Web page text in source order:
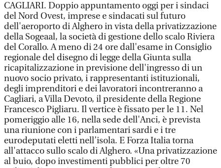
CAGLIARI. Doppio appuntamento oggi per i sindaci
del Nord Ovest, imprese e sindacati sul futuro
dell'aeroporto di Alghero in vista della privatizzazione
della Sogeaal, la società di gestione dello scalo Riviera
del Corallo. A meno di 24 ore dall'esame in Consiglio
regionale del disegno di legge della Giunta sulla
ricapitalizzazione in previsione dell'ingresso di un
nuovo socio privato, i rappresentanti istituzionali,
degli imprenditori e dei lavoratori incontreranno a
Cagliari, a Villa Devoto, il presidente della Regione
Francesco Pigliaru. Il vertice è fissato per le 11. Nel
pomeriggio alle 16, nella sede dell'Anci, è prevista
una riunione con i parlamentari sardi e i tre
eurodeputati eletti nell’isola. E Forza Italia torna
all'attacco sullo scalo di Alghero. «Una privatizzazione
al buio, dopo investimenti pubblici per oltre 70